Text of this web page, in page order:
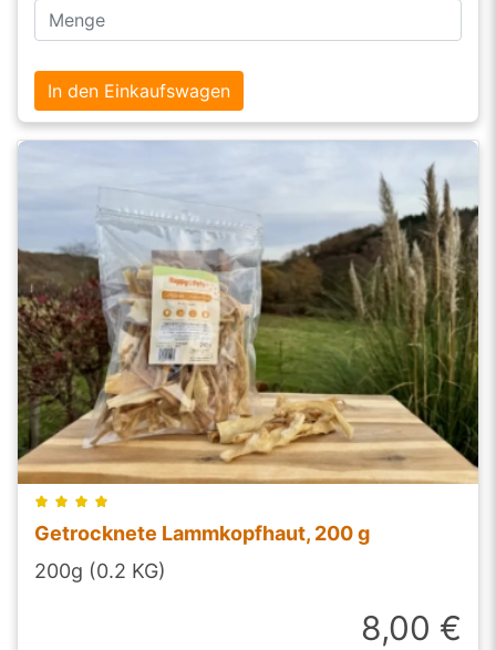
In den Einkaufswagen
Getrocknete Lammkopfhaut, 200 g
200g (0.2 KG)
8,00 €